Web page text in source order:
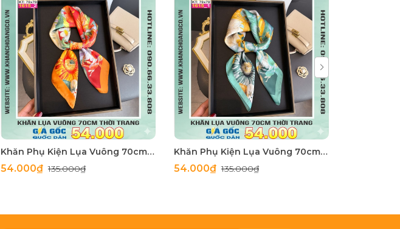
Khăn Phụ Kiện Lụa Vuông 70cm - Thế Giới Khăn Đẹp C1062_2
54.000₫135.000₫
Khăn Phụ Kiện Lụa Vuông 70cm - Thế Giới Khăn Đẹp C1062_1
54.000₫135.000₫